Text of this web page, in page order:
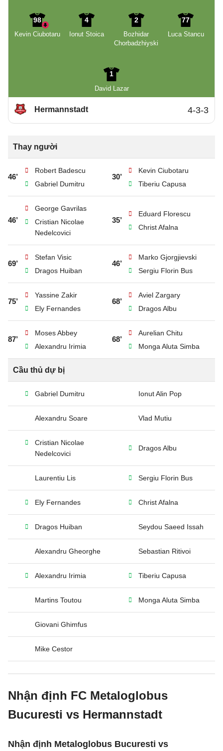
98
Kevin Ciubotaru
4
Ionut Stoica
2
Bozhidar
Chorbadzhiyski
77
Luca Stancu
1
David Lazar
Hermannstadt 4-3-3
Thay người
46’
Robert Badescu
Gabriel Dumitru
30’
Kevin Ciubotaru
Tiberiu Capusa
46’
George Gavrilas
Cristian Nicolae
Nedelcovici
35’
Eduard Florescu
Christ Afalna
69’
Stefan Visic
Dragos Huiban
46’
Marko Gjorgjievski
Sergiu Florin Bus
75’
Yassine Zakir
Ely Fernandes
68’
Aviel Zargary
Dragos Albu
87’
Moses Abbey
Alexandru Irimia
68’
Aurelian Chitu
Monga Aluta Simba
Cầu thủ dự bị
Gabriel Dumitru Ionut Alin Pop
Alexandru Soare Vlad Mutiu
Cristian Nicolae
Nedelcovici
Dragos Albu
Laurentiu Lis Sergiu Florin Bus
Ely Fernandes Christ Afalna
Dragos Huiban Seydou Saeed Issah
Alexandru Gheorghe Sebastian Ritivoi
Alexandru Irimia Tiberiu Capusa
Martins Toutou Monga Aluta Simba
Giovani Ghimfus
Mike Cestor
Nhận định FC Metaloglobus
Bucuresti vs Hermannstadt
Nhận định Metaloglobus Bucuresti vs